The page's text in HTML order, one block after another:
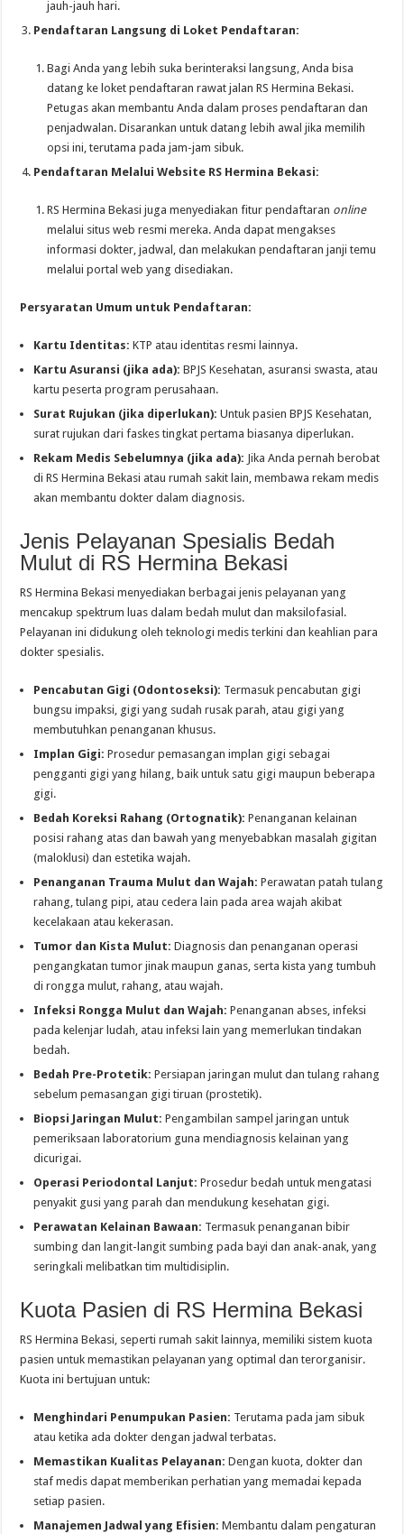
jauh-jauh hari.
Pendaftaran Langsung di Loket Pendaftaran:
Bagi Anda yang lebih suka berinteraksi langsung, Anda bisa
datang ke loket pendaftaran rawat jalan RS Hermina Bekasi.
Petugas akan membantu Anda dalam proses pendaftaran dan
penjadwalan. Disarankan untuk datang lebih awal jika memilih
opsi ini, terutama pada jam-jam sibuk.
Pendaftaran Melalui Website RS Hermina Bekasi:
RS Hermina Bekasi juga menyediakan fitur pendaftaran online
melalui situs web resmi mereka. Anda dapat mengakses
informasi dokter, jadwal, dan melakukan pendaftaran janji temu
melalui portal web yang disediakan.
Persyaratan Umum untuk Pendaftaran:
Kartu Identitas: KTP atau identitas resmi lainnya.
Kartu Asuransi (jika ada): BPJS Kesehatan, asuransi swasta, atau
kartu peserta program perusahaan.
Surat Rujukan (jika diperlukan): Untuk pasien BPJS Kesehatan,
surat rujukan dari faskes tingkat pertama biasanya diperlukan.
Rekam Medis Sebelumnya (jika ada): Jika Anda pernah berobat
di RS Hermina Bekasi atau rumah sakit lain, membawa rekam medis
akan membantu dokter dalam diagnosis.
Jenis Pelayanan Spesialis Bedah
Mulut di RS Hermina Bekasi
RS Hermina Bekasi menyediakan berbagai jenis pelayanan yang
mencakup spektrum luas dalam bedah mulut dan maksilofasial.
Pelayanan ini didukung oleh teknologi medis terkini dan keahlian para
dokter spesialis.
Pencabutan Gigi (Odontoseksi): Termasuk pencabutan gigi
bungsu impaksi, gigi yang sudah rusak parah, atau gigi yang
membutuhkan penanganan khusus.
Implan Gigi: Prosedur pemasangan implan gigi sebagai
pengganti gigi yang hilang, baik untuk satu gigi maupun beberapa
gigi.
Bedah Koreksi Rahang (Ortognatik): Penanganan kelainan
posisi rahang atas dan bawah yang menyebabkan masalah gigitan
(maloklusi) dan estetika wajah.
Penanganan Trauma Mulut dan Wajah: Perawatan patah tulang
rahang, tulang pipi, atau cedera lain pada area wajah akibat
kecelakaan atau kekerasan.
Tumor dan Kista Mulut: Diagnosis dan penanganan operasi
pengangkatan tumor jinak maupun ganas, serta kista yang tumbuh
di rongga mulut, rahang, atau wajah.
Infeksi Rongga Mulut dan Wajah: Penanganan abses, infeksi
pada kelenjar ludah, atau infeksi lain yang memerlukan tindakan
bedah.
Bedah Pre-Protetik: Persiapan jaringan mulut dan tulang rahang
sebelum pemasangan gigi tiruan (prostetik).
Biopsi Jaringan Mulut: Pengambilan sampel jaringan untuk
pemeriksaan laboratorium guna mendiagnosis kelainan yang
dicurigai.
Operasi Periodontal Lanjut: Prosedur bedah untuk mengatasi
penyakit gusi yang parah dan mendukung kesehatan gigi.
Perawatan Kelainan Bawaan: Termasuk penanganan bibir
sumbing dan langit-langit sumbing pada bayi dan anak-anak, yang
seringkali melibatkan tim multidisiplin.
Kuota Pasien di RS Hermina Bekasi
RS Hermina Bekasi, seperti rumah sakit lainnya, memiliki sistem kuota
pasien untuk memastikan pelayanan yang optimal dan terorganisir.
Kuota ini bertujuan untuk:
Menghindari Penumpukan Pasien: Terutama pada jam sibuk
atau ketika ada dokter dengan jadwal terbatas.
Memastikan Kualitas Pelayanan: Dengan kuota, dokter dan
staf medis dapat memberikan perhatian yang memadai kepada
setiap pasien.
Manajemen Jadwal yang Efisien: Membantu dalam pengaturan